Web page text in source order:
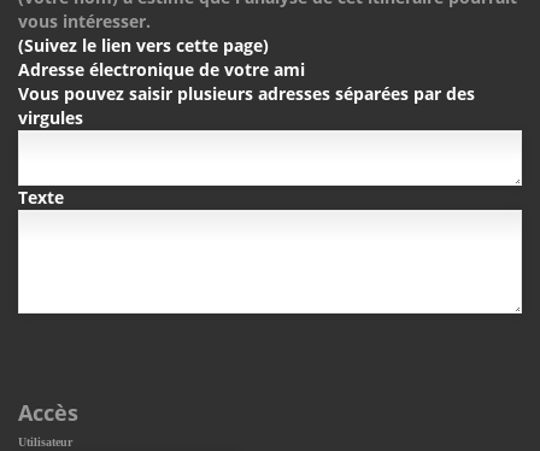
vous intéresser.
(Suivez le lien vers cette page)
Adresse électronique de votre ami
Vous pouvez saisir plusieurs adresses séparées par des
virgules
Texte
Accès
Utilisateur